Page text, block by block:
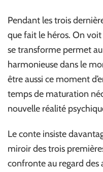
Pendant les trois
que fait le héros. On
se transforme permet
harmonieuse dans le
être aussi ce moment
temps de maturation
nouvelle réalité
Le conte insiste
miroir des trois
confronte au regard des